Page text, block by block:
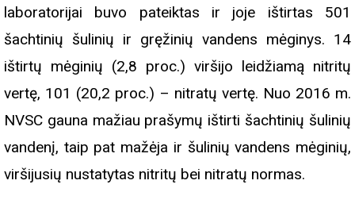
laboratorijai buvo pateiktas ir joje ištirtas 501
šachtinių šulinių ir gręžinių vandens mėginys. 14
ištirtų mėginių (2,8 proc.) viršijo leidžiamą nitritų
vertę, 101 (20,2 proc.) – nitratų vertę. Nuo 2016 m.
NVSC gauna mažiau prašymų ištirti šachtinių šulinių
vandenį, taip pat mažėja ir šulinių vandens mėginių,
viršijusių nustatytas nitritų bei nitratų normas.